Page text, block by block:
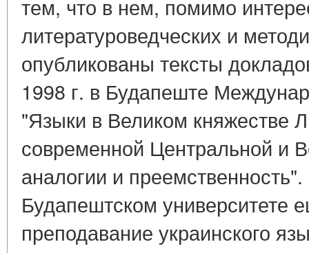
тем, что в нем, помимо
литературоведческих и
опубликованы тексты
1998 г. в Будапеште
"Языки в Великом княжестве
современной Центральной и
аналогии и
Будапештском университете
преподавание украинского